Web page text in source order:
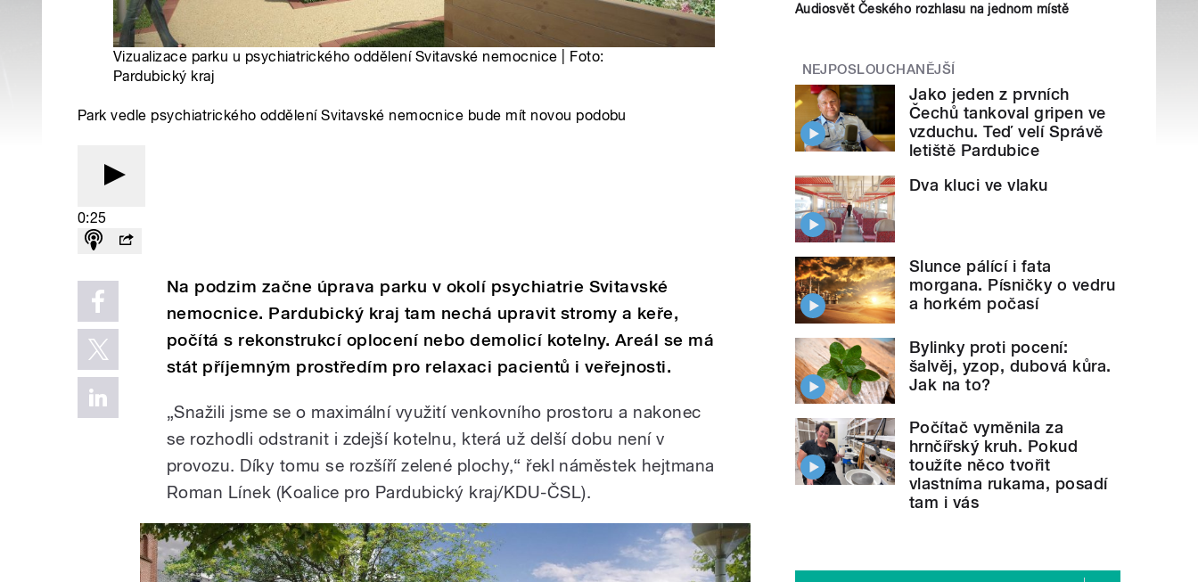
Vizualizace parku u psychiatrického oddělení Svitavské nemocnice | Foto:
Pardubický kraj
Park vedle psychiatrického oddělení Svitavské nemocnice bude mít novou podobu
0:25
Na podzim začne úprava parku v okolí psychiatrie Svitavské
nemocnice. Pardubický kraj tam nechá upravit stromy a keře,
počítá s rekonstrukcí oplocení nebo demolicí kotelny. Areál se má
stát příjemným prostředím pro relaxaci pacientů i veřejnosti.
„Snažili jsme se o maximální využití venkovního prostoru a nakonec
se rozhodli odstranit i zdejší kotelnu, která už delší dobu není v
provozu. Díky tomu se rozšíří zelené plochy,“ řekl náměstek hejtmana
Roman Línek (Koalice pro Pardubický kraj/KDU-ČSL).
Audiosvět Českého rozhlasu na jednom místě
NEJPOSLOUCHANĚJŠÍ
Jako jeden z prvních
Čechů tankoval gripen ve
vzduchu. Teď velí Správě
letiště Pardubice
Dva kluci ve vlaku
Slunce pálící i fata
morgana. Písničky o vedru
a horkém počasí
Bylinky proti pocení:
šalvěj, yzop, dubová kůra.
Jak na to?
Počítač vyměnila za
hrnčířský kruh. Pokud
toužíte něco tvořit
vlastníma rukama, posadí
tam i vás